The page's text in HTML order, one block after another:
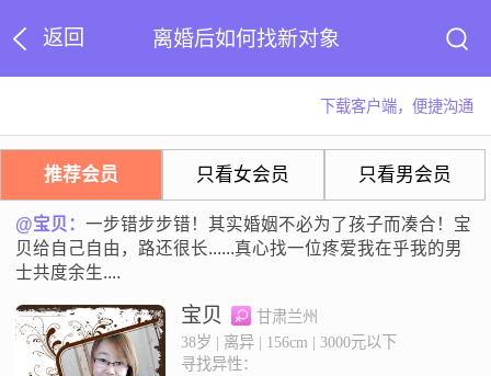
返回 离婚后如何找新对象
下载客户端，便捷沟通
推荐会员 只看女会员 只看男会员
@宝贝：一步错步步错！其实婚姻不必为了孩子而凑合！宝
贝给自己自由，路还很长......真心找一位疼爱我在乎我的男
士共度余生....
宝贝
甘肃兰州
38岁 | 离异 | 156cm | 3000元以下
寻找异性：